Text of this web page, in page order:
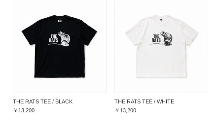
THE RATS TEE / BLACK
￥13,200
THE RATS TEE / WHITE
￥13,200